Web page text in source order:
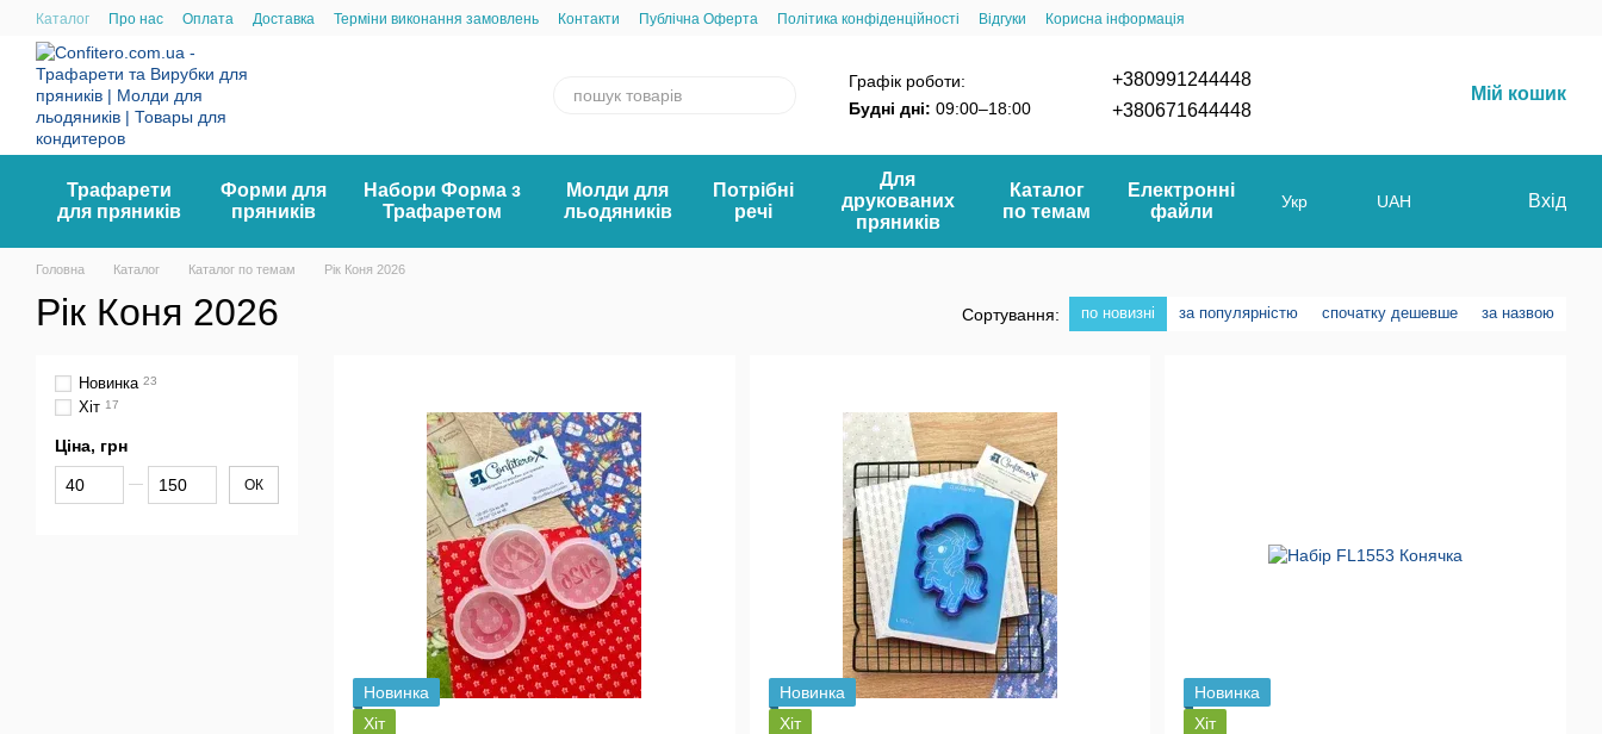
Перейти до основного контенту
Каталог Про нас Оплата Доставка Терміни виконання замовлень Контакти Публічна Оферта Політика конфіденційності Відгуки Корисна інформація
Графік роботи:
Будні дні: 09:00–18:00
+380991244448
+380671644448
Мій кошик
Трафарети
для пряників
Форми для
пряників
Набори Форма з
Трафаретом
Молди для
льодяників
Потрібні
речі
Для
друкованих
пряників
Каталог
по темам
Електронні
файли
Укр UAH Вхід
Головна Каталог Каталог по темам Рік Коня 2026
Рік Коня 2026 Сортування: по новизні за популярністю спочатку дешевше за назвою
Новинка
Хіт
Новинка
Хіт
Новинка
Хіт
Новинка 23
Хіт 17
Ціна, грн
Від Ціна, грн
До Ціна, грн ОК